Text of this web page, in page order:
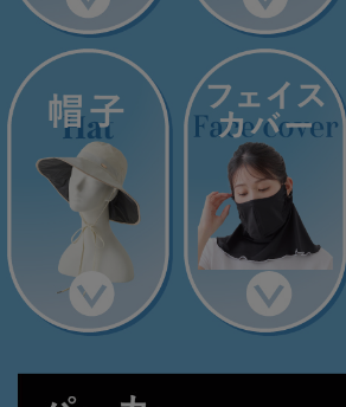
LL-EF
サイズの表示を閉じる
その他から探す
お気に入り
新着アイテム
ランキング
高評価レビューアイテム
WEB限定アイテム
特集ページ